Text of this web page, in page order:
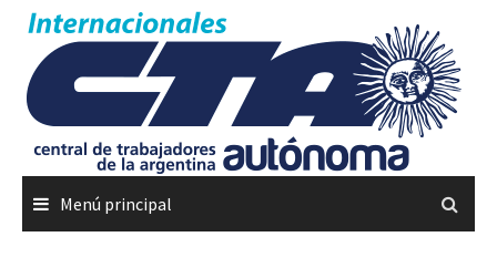
Saltar
contenido
Menú principal